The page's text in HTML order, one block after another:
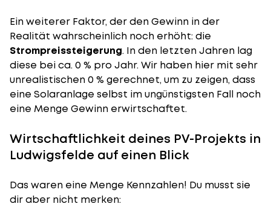
Ein weiterer Faktor, der den Gewinn in der
Realität wahrscheinlich noch erhöht: die
Strompreissteigerung. In den letzten Jahren lag
diese bei ca. 0 % pro Jahr. Wir haben hier mit sehr
unrealistischen 0 % gerechnet, um zu zeigen, dass
eine Solaranlage selbst im ungünstigsten Fall noch
eine Menge Gewinn erwirtschaftet.
Wirtschaftlichkeit deines PV-Projekts in
Ludwigsfelde auf einen Blick
Das waren eine Menge Kennzahlen! Du musst sie
dir aber nicht merken: